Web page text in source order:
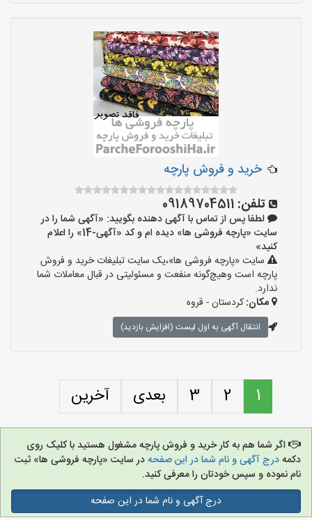
خرید و فروش پارچه
تلفن: 09189704511
لطفا پس از تماس با آگهی دهنده بگویید: «آگهی شما را در
سایت «پارچه فروشی ها» دیده ام و کد «آگهی-14» را اعلام
کنید»
سایت «پارچه فروشی ها»،یک سایت تبلیغات خرید و فروش
پارچه است وهیچ‌گونه منفعت و مسئولیتی در قبال معاملات شما
ندارد.
مکان:کردستان - قروه
انتقال آگهی به اول لیست (افزایش بازدید)
1
2
3 بعدی آخرین
اگر شما هم به کار خرید و فروش پارچه مشغول هستید با کلیک روی
دکمهدرج آگهی و نام شما در این صفحهدر سایت «پارچه فروشی ها» ثبت
نام نموده و سپس خودتان را معرفی کنید.
درج آگهی و نام شما در این صفحه